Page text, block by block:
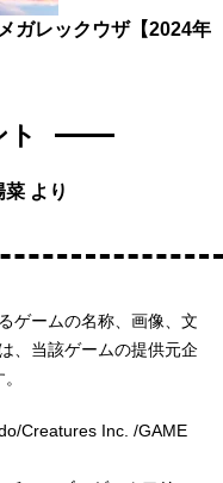
ガレックウザ【2024年
菜 より
ゲームの名称、画像、文
、当該ゲームの提供元企
Creatures Inc. /GAME